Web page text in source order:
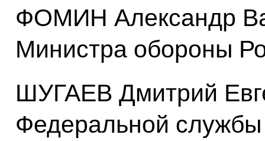
ФОМИН Александр
Министра обороны
ШУГАЕВ Дмитрий
Федеральной службы